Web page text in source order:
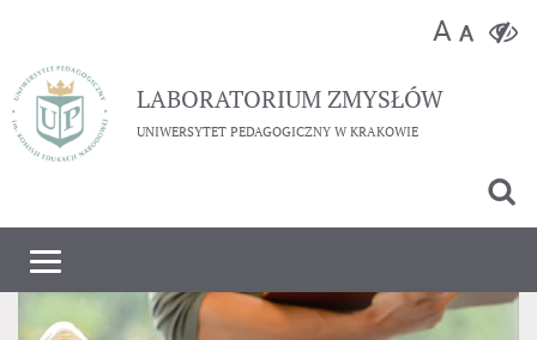
LABORATORIUMZMYSŁÓW
UNIWERSYTET PEDAGOGICZNY W KRAKOWIE